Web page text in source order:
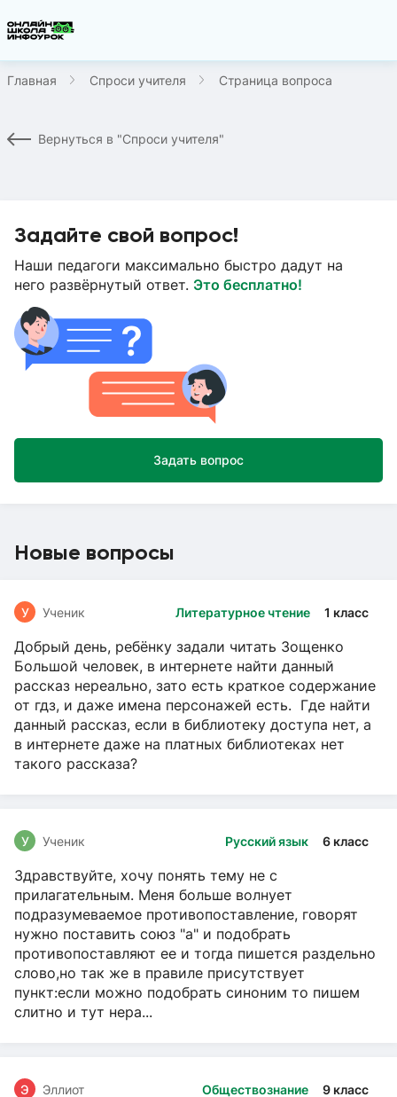
Главная Спроси учителя Страница вопроса
Вернуться в "Спроси учителя"
Задайте свой вопрос!
Наши педагоги максимально быстро дадут на
него развёрнутый ответ. Это бесплатно!
Задать вопрос
Новые вопросы
Литературное чтение 1 класс
У Ученик
Добрый день, ребёнку задали читать Зощенко
Большой человек, в интернете найти данный
рассказ нереально, зато есть краткое содержание
от гдз, и даже имена персонажей есть. Где найти
данный рассказ, если в библиотеку доступа нет, а
в интернете даже на платных библиотеках нет
такого рассказа?
Русский язык 6 класс
У Ученик
Здравствуйте, хочу понять тему не с
прилагательным. Меня больше волнует
подразумеваемое противопоставление, говорят
нужно поставить союз "а" и подобрать
противопоставляют ее и тогда пишется раздельно
слово,но так же в правиле присутствует
пункт:если можно подобрать синоним то пишем
слитно и тут нера...
Обществознание 9 класс
Э Эллиот